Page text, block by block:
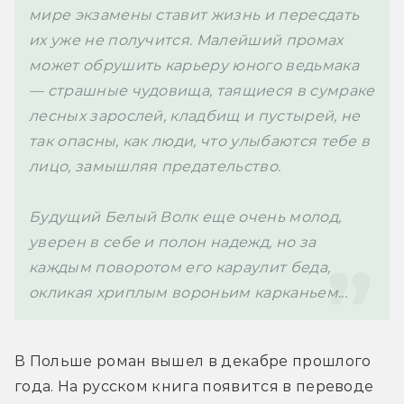
мире экзамены ставит жизнь и пересдать
их уже не получится. Малейший промах
может обрушить карьеру юного ведьмака
— страшные чудовища, таящиеся в сумраке
лесных зарослей, кладбищ и пустырей, не
так опасны, как люди, что улыбаются тебе в
лицо, замышляя предательство.
Будущий Белый Волк еще очень молод,
уверен в себе и полон надежд, но за
каждым поворотом его караулит беда,
окликая хриплым вороньим карканьем...
В Польше роман вышел в декабре прошлого
года. На русском книга появится в переводе